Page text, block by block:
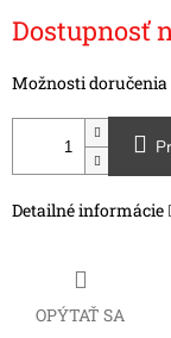
cena:
Dostupnosť
Možnosti doručenia
Detailné informácie
OPÝTAŤ SA